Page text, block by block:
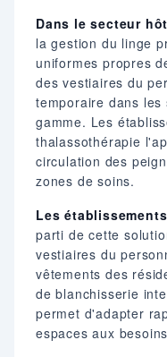
Dans le secteur
la gestion du linge
uniformes propres
des vestiaires du
temporaire dans
gamme. Les
thalassothérapie
circulation des
zones de soins.
Les
parti de cette
vestiaires du
vêtements des
de blanchisserie
permet d'adapter
espaces aux